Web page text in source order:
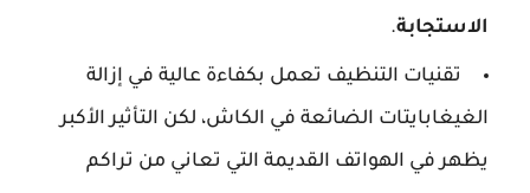
الاستجابة.
تقنيات التنظيف تعمل بكفاءة عالية في إزالة
الغيغابايتات الضائعة في الكاش، لكن التأثير الأكبر
يظهر في الهواتف القديمة التي تعاني من تراكم